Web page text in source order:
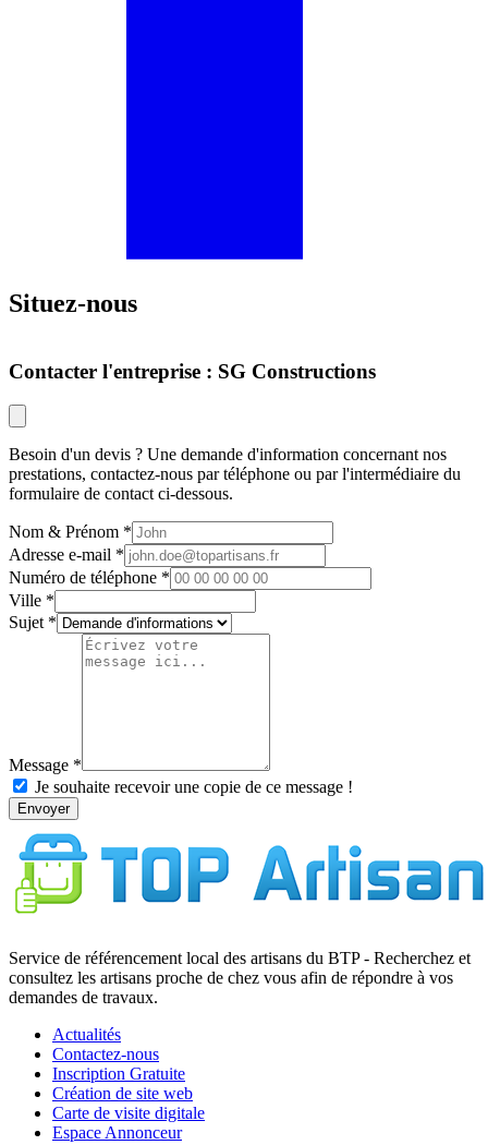
Situez-nous
Contacter l'entreprise : SG Constructions
Besoin d'un devis ? Une demande d'information concernant nos
prestations, contactez-nous par téléphone ou par l'intermédiaire du
formulaire de contact ci-dessous.
Nom & Prénom
Adresse e-mail
Numéro de téléphone
Ville
Sujet
Message
Je souhaite recevoir une copie de ce message !
Envoyer
Service de référencement local des artisans du BTP - Recherchez et
consultez les artisans proche de chez vous afin de répondre à vos
demandes de travaux.
Actualités
Contactez-nous
Inscription Gratuite
Création de site web
Carte de visite digitale
Espace Annonceur